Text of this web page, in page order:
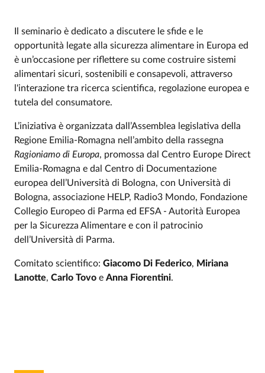
Event description
Il seminario è dedicato a discutere le sfide e le
opportunità legate alla sicurezza alimentare in Europa ed
è un’occasione per riflettere su come costruire sistemi
alimentari sicuri, sostenibili e consapevoli, attraverso
l'interazione tra ricerca scientifica, regolazione europea e
tutela del consumatore.
L’iniziativa è organizzata dall’Assemblea legislativa della
Regione Emilia-Romagna nell’ambito della rassegna
Ragioniamo di Europa, promossa dal Centro Europe Direct
Emilia-Romagna e dal Centro di Documentazione
europea dell’Università di Bologna, con Università di
Bologna, associazione HELP, Radio3 Mondo, Fondazione
Collegio Europeo di Parma ed EFSA - Autorità Europea
per la Sicurezza Alimentare e con il patrocinio
dell’Università di Parma.
Comitato scientifico: Giacomo Di Federico, Miriana
Lanotte, Carlo Tovo e Anna Fiorentini.